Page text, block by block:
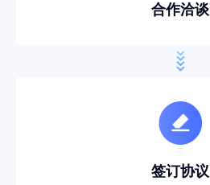
合作洽谈
签订协议